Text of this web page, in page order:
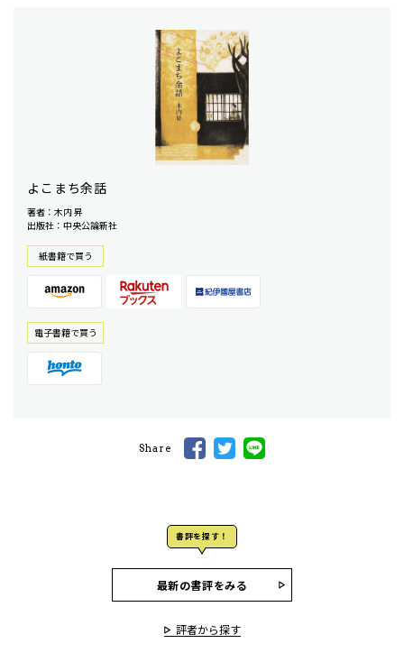
よこまち余話
著者：木内 昇
出版社：中央公論新社
紙書籍で買う
電⼦書籍で買う
Share
書評を探す！
最新の書評をみる
評者から探す